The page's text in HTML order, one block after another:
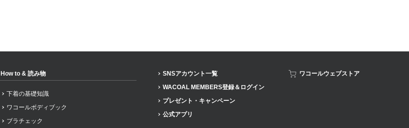
How to & 読み物
下着の基礎知識
ワコールボディブック
ブラチェック
SNSアカウント一覧
WACOAL MEMBERS登録＆ログイン
プレゼント・キャンペーン
公式アプリ
ワコールウェブストア